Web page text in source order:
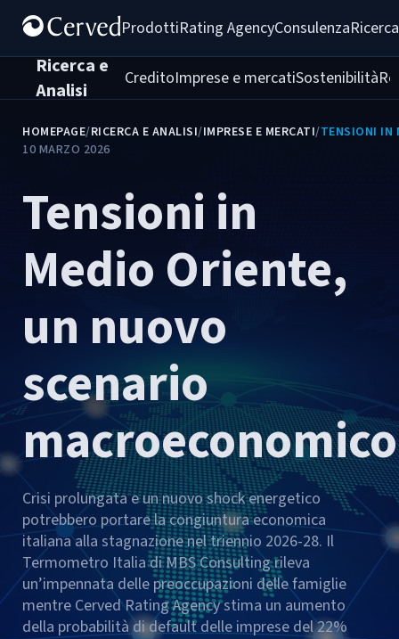
ProdottiRating AgencyConsulenza
Ricerca e
Analisi
CreditoImprese e mercatiSostenibilità
HOMEPAGE/RICERCA E ANALISI/IMPRESE E MERCATI/TENSIONI IN
10 MARZO 2026
Tensioni in
Medio Oriente,
un nuovo
scenario
macroeconomico
Crisi prolungata e un nuovo shock energetico
potrebbero portare la congiuntura economica
italiana alla stagnazione nel triennio 2026-28. Il
Termometro Italia di MBS Consulting rileva
un’impennata delle preoccupazioni delle famiglie
mentre Cerved Rating Agency stima un aumento
della probabilità di default delle imprese del 22%